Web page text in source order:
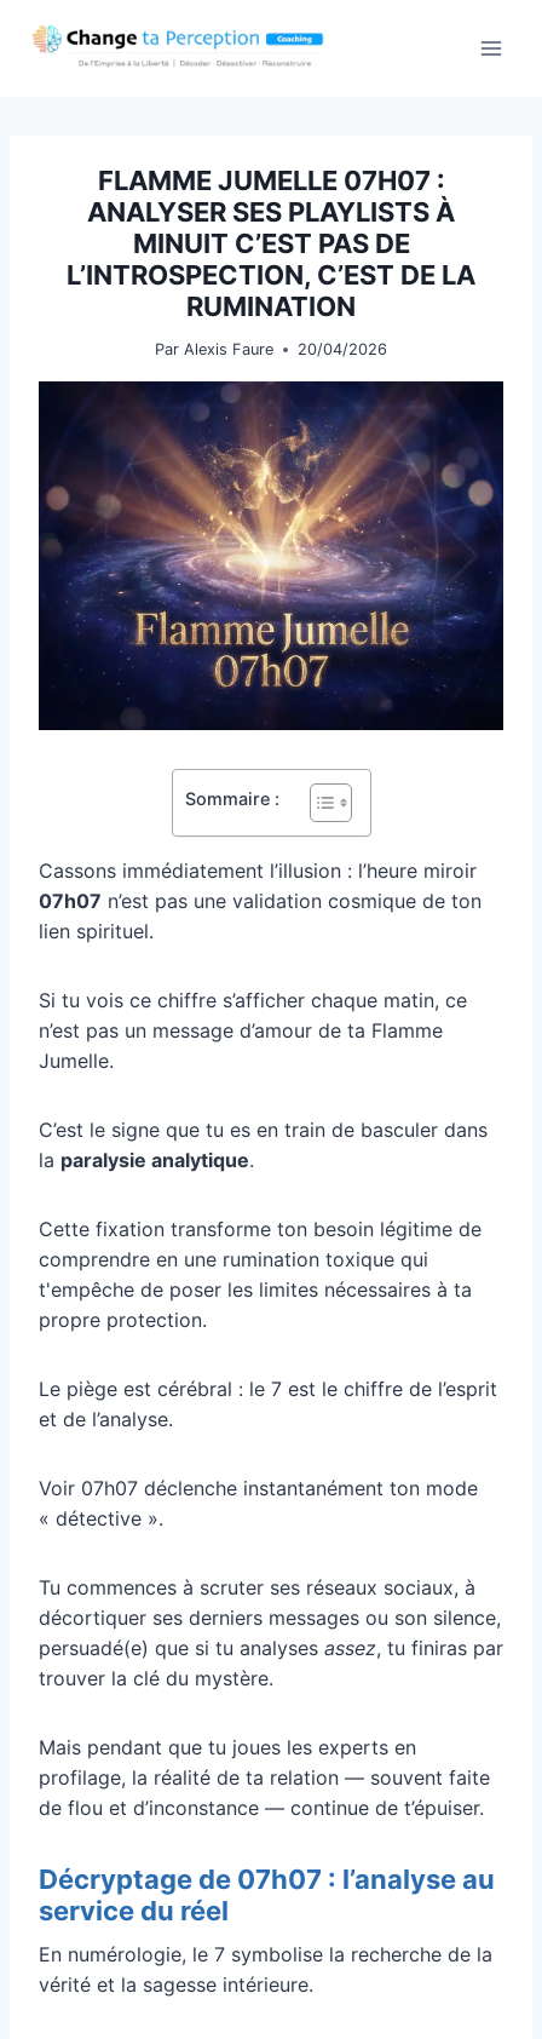
FLAMME JUMELLE 07H07 :
ANALYSER SES PLAYLISTS À
MINUIT C’EST PAS DE
L’INTROSPECTION, C’EST DE LA
RUMINATION
Par Alexis Faure 20/04/2026
Sommaire :
Cassons immédiatement l’illusion : l’heure miroir
07h07 n’est pas une validation cosmique de ton
lien spirituel.
Si tu vois ce chiffre s’afficher chaque matin, ce
n’est pas un message d’amour de ta Flamme
Jumelle.
C’est le signe que tu es en train de basculer dans
la paralysie analytique.
Cette fixation transforme ton besoin légitime de
comprendre en une rumination toxique qui
t'empêche de poser les limites nécessaires à ta
propre protection.
Le piège est cérébral : le 7 est le chiffre de l’esprit
et de l’analyse.
Voir 07h07 déclenche instantanément ton mode
« détective ».
Tu commences à scruter ses réseaux sociaux, à
décortiquer ses derniers messages ou son silence,
persuadé(e) que si tu analyses assez, tu finiras par
trouver la clé du mystère.
Mais pendant que tu joues les experts en
profilage, la réalité de ta relation — souvent faite
de flou et d’inconstance — continue de t’épuiser.
Décryptage de 07h07 : l’analyse au
service du réel
En numérologie, le 7 symbolise la recherche de la
vérité et la sagesse intérieure.